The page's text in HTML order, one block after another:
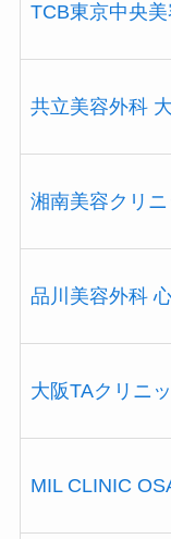
TCB東京中央
共立美容外科
湘南美容クリ
品川美容外科
大阪TAクリニ
MIL CLINIC